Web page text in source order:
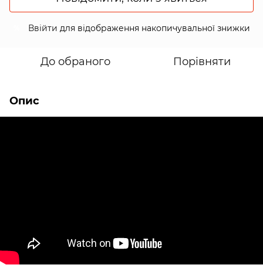
Ввійти для відображення накопичувальної знижки
До обраного Порівняти
Опис